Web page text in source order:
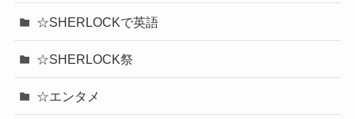
☆SHERLOCKで英語
☆SHERLOCK祭
☆エンタメ